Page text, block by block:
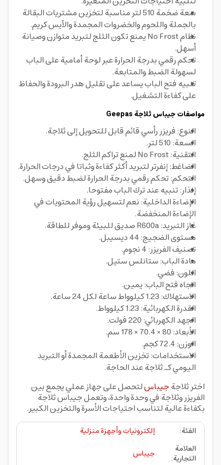
سعة ضخمة 510 لتر مناسبة لتخزين مشتريات البقالة
بالجملة واللحوم والخضروات المجمدة والآيس كريم.
نظام No Frost يمنع تكون الثلج لتبريد متوازن وصيانة
أسهل.
تحكم رقمي بدرجة الحرارة عبر لوحة أمامية على الباب
لسهولة الضبط والمتابعة.
تنبيه فتح الباب يساعد على تقليل هدر البرودة والحفاظ
على كفاءة التشغيل.
مواصفات جيباس ثلاجة Geepas
النوع: فريزر رأسي قائم قابل للتحويل إلى ثلاجة.
السعة: 510 لتر.
التقنية: No Frost لمنع تراكم الثلج.
الضاغط: إنفرتر لتبريد أكثر كفاءة وثباتا في درجات الحرارة.
التحكم: تحكم رقمي بدرجة الحرارة لضبط دقيق وسهل.
إنذار: تنبيه عند ترك الباب مفتوحا.
الإضاءة الداخلية: نعم لتسهيل رؤية المحتويات في
الإضاءة المنخفضة.
غاز التبريد: R600a صديق للبيئة وموفر للطاقة.
مستوى الضجيج: 44 ديسيبل.
تصنيف الفريزر: 4 نجوم.
مادة الباب: ستانلس ستيل.
اللون: فضي.
اتجاه فتح الباب: يمين.
الاستهلاك: 1.23 كيلوواط ساعة لكل 24 ساعة.
القدرة الكهربائية: 1.23 كيلوواط.
الجهد الكهربائي: 220 فولت.
الأبعاد: 80 × 70.4 × 178 سم.
الوزن: 72.4 كجم.
الاستخدامات: تخزين الأطعمة المجمدة أو التبريد
اليومي كـ ثلاجة عند الحاجة.
اختر ثلاجةجيباسلتحصل على جهاز عملي يجمع بين
الفريزر وثلاجة في وحدة واحدة، وتعمل جيباس ثلاجة
بكفاءة عالية لتناسب احتياجات الأسرة والتخزين الكبير.
الفئة:
إلكترونيات وأجهزة منزلية
العلامة
التجارية: جيباس